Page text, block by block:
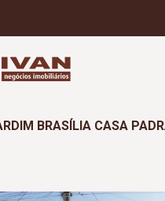
BRASÍLIA CASA